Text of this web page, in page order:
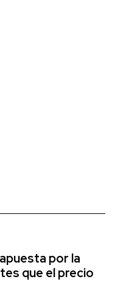
por la
que el precio